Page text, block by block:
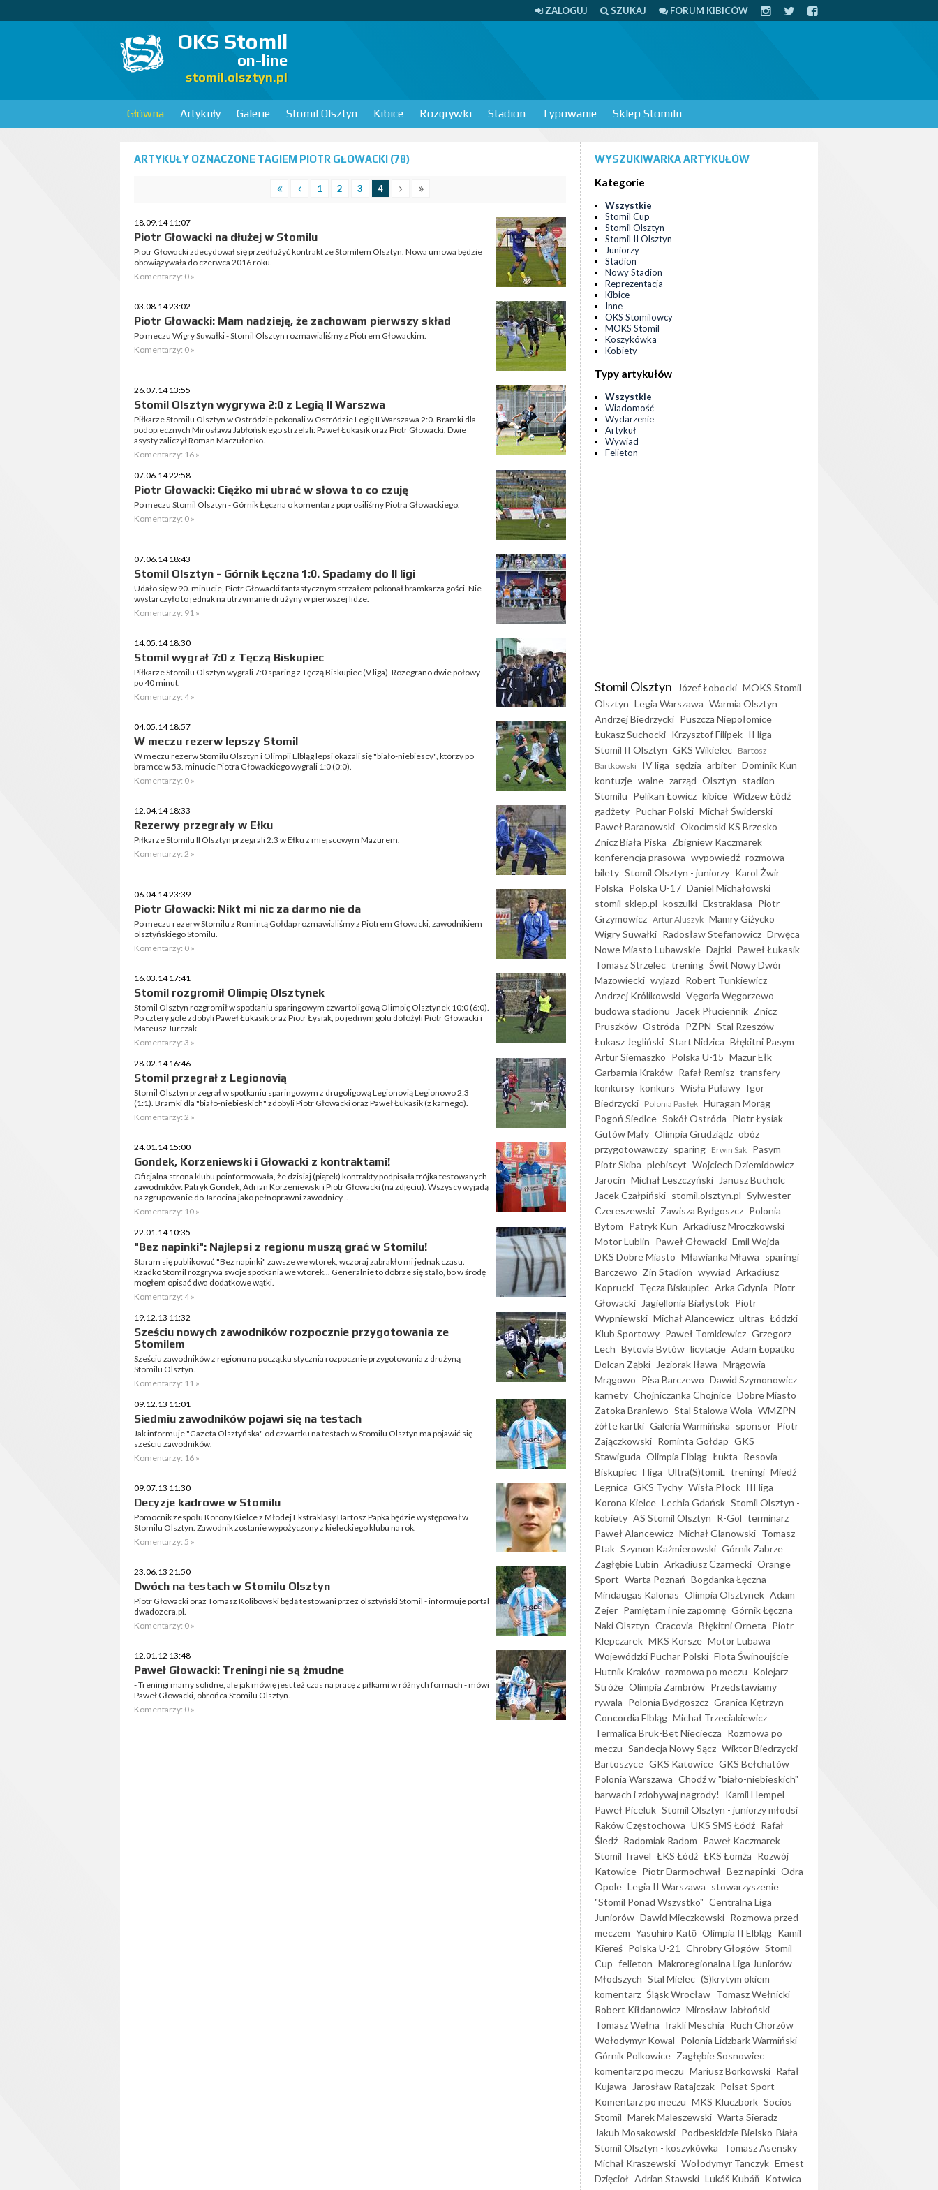
ZALOGUJ SZUKAJ FORUM KIBICÓW
OKS Stomil
on-line
stomil.olsztyn.pl
Główna Artykuły Galerie Stomil Olsztyn Kibice Rozgrywki Stadion Typowanie Sklep Stomilu
ARTYKUŁY OZNACZONE TAGIEM PIOTR GŁOWACKI (78)
1 2 3 4
18.09.14 11:07
Piotr Głowacki na dłużej w Stomilu
Piotr Głowacki zdecydował się przedłużyć kontrakt ze Stomilem Olsztyn. Nowa umowa będzie
obowiązywała do czerwca 2016 roku.
Komentarzy: 0 »
03.08.14 23:02
Piotr Głowacki: Mam nadzieję, że zachowam pierwszy skład
Po meczu Wigry Suwałki - Stomil Olsztyn rozmawialiśmy z Piotrem Głowackim.
Komentarzy: 0 »
26.07.14 13:55
Stomil Olsztyn wygrywa 2:0 z Legią II Warszwa
Piłkarze Stomilu Olsztyn w Ostródzie pokonali w Ostródzie Legię II Warszawa 2:0. Bramki dla
podopiecznych Mirosława Jabłońskiego strzelali: Paweł Łukasik oraz Piotr Głowacki. Dwie
asysty zaliczył Roman Maczułenko.
Komentarzy: 16 »
07.06.14 22:58
Piotr Głowacki: Ciężko mi ubrać w słowa to co czuję
Po meczu Stomil Olsztyn - Górnik Łęczna o komentarz poprosiliśmy Piotra Głowackiego.
Komentarzy: 0 »
07.06.14 18:43
Stomil Olsztyn - Górnik Łęczna 1:0. Spadamy do II ligi
Udało się w 90. minucie, Piotr Głowacki fantastycznym strzałem pokonał bramkarza gości. Nie
wystarczyło to jednak na utrzymanie drużyny w pierwszej lidze.
Komentarzy: 91 »
14.05.14 18:30
Stomil wygrał 7:0 z Tęczą Biskupiec
Piłkarze Stomilu Olsztyn wygrali 7:0 sparing z Tęczą Biskupiec (V liga). Rozegrano dwie połowy
po 40 minut.
Komentarzy: 4 »
04.05.14 18:57
W meczu rezerw lepszy Stomil
W meczu rezerw Stomilu Olsztyn i Olimpii Elbląg lepsi okazali się "biało-niebiescy", którzy po
bramce w 53. minucie Piotra Głowackiego wygrali 1:0 (0:0).
Komentarzy: 0 »
12.04.14 18:33
Rezerwy przegrały w Ełku
Piłkarze Stomilu II Olsztyn przegrali 2:3 w Ełku z miejscowym Mazurem.
Komentarzy: 2 »
06.04.14 23:39
Piotr Głowacki: Nikt mi nic za darmo nie da
Po meczu rezerw Stomilu z Romintą Gołdap rozmawialiśmy z Piotrem Głowacki, zawodnikiem
olsztyńskiego Stomilu.
Komentarzy: 0 »
16.03.14 17:41
Stomil rozgromił Olimpię Olsztynek
Stomil Olsztyn rozgromił w spotkaniu sparingowym czwartoligową Olimpię Olsztynek 10:0 (6:0).
Po cztery gole zdobyli Paweł Łukasik oraz Piotr Łysiak, po jednym golu dołożyli Piotr Głowacki i
Mateusz Jurczak.
Komentarzy: 3 »
28.02.14 16:46
Stomil przegrał z Legionovią
Stomil Olsztyn przegrał w spotkaniu sparingowym z drugoligową Legionovią Legionowo 2:3
(1:1). Bramki dla "biało-niebieskich" zdobyli Piotr Głowacki oraz Paweł Łukasik (z karnego).
Komentarzy: 2 »
24.01.14 15:00
Gondek, Korzeniewski i Głowacki z kontraktami!
Oficjalna strona klubu poinformowała, że dzisiaj (piątek) kontrakty podpisała trójka testowanych
zawodników: Patryk Gondek, Adrian Korzeniewski i Piotr Głowacki (na zdjęciu). Wszyscy wyjadą
na zgrupowanie do Jarocina jako pełnoprawni zawodnicy...
Komentarzy: 10 »
22.01.14 10:35
"Bez napinki": Najlepsi z regionu muszą grać w Stomilu!
Staram się publikować "Bez napinki" zawsze we wtorek, wczoraj zabrakło mi jednak czasu.
Rzadko Stomil rozgrywa swoje spotkania we wtorek... Generalnie to dobrze się stało, bo w środę
mogłem opisać dwa dodatkowe wątki.
Komentarzy: 4 »
19.12.13 11:32
Sześciu nowych zawodników rozpocznie przygotowania ze
Stomilem
Sześciu zawodników z regionu na początku stycznia rozpocznie przygotowania z drużyną
Stomilu Olsztyn.
Komentarzy: 11 »
09.12.13 11:01
Siedmiu zawodników pojawi się na testach
Jak informuje "Gazeta Olsztyńska" od czwartku na testach w Stomilu Olsztyn ma pojawić się
sześciu zawodników.
Komentarzy: 16 »
09.07.13 11:30
Decyzje kadrowe w Stomilu
Pomocnik zespołu Korony Kielce z Młodej Ekstraklasy Bartosz Papka będzie występował w
Stomilu Olsztyn. Zawodnik zostanie wypożyczony z kieleckiego klubu na rok.
Komentarzy: 5 »
23.06.13 21:50
Dwóch na testach w Stomilu Olsztyn
Piotr Głowacki oraz Tomasz Kolibowski będą testowani przez olsztyński Stomil - informuje portal
dwadozera.pl.
Komentarzy: 0 »
12.01.12 13:48
Paweł Głowacki: Treningi nie są żmudne
- Treningi mamy solidne, ale jak mówię jest też czas na pracę z piłkami w różnych formach - mówi
Paweł Głowacki, obrońca Stomilu Olsztyn.
Komentarzy: 0 »
WYSZUKIWARKA ARTYKUŁÓW
Kategorie
Wszystkie
Stomil Cup
Stomil Olsztyn
Stomil II Olsztyn
Juniorzy
Stadion
Nowy Stadion
Reprezentacja
Kibice
Inne
OKS Stomilowcy
MOKS Stomil
Koszykówka
Kobiety
Typy artykułów
Wszystkie
Wiadomość
Wydarzenie
Artykuł
Wywiad
Felieton
Stomil Olsztyn Józef Łobocki MOKS Stomil
Olsztyn Legia Warszawa Warmia Olsztyn
Andrzej Biedrzycki Puszcza Niepołomice
Łukasz Suchocki Krzysztof Filipek II liga
Stomil II Olsztyn GKS Wikielec Bartosz
Bartkowski IV liga sędzia arbiter Dominik Kun
kontuzje walne zarząd Olsztyn stadion
Stomilu Pelikan Łowicz kibice Widzew Łódź
gadżety Puchar Polski Michał Świderski
Paweł Baranowski Okocimski KS Brzesko
Znicz Biała Piska Zbigniew Kaczmarek
konferencja prasowa wypowiedź rozmowa
bilety Stomil Olsztyn - juniorzy Karol Żwir
Polska Polska U-17 Daniel Michałowski
stomil-sklep.pl koszulki Ekstraklasa Piotr
Grzymowicz Artur Aluszyk Mamry Giżycko
Wigry Suwałki Radosław Stefanowicz Drwęca
Nowe Miasto Lubawskie Dajtki Paweł Łukasik
Tomasz Strzelec trening Świt Nowy Dwór
Mazowiecki wyjazd Robert Tunkiewicz
Andrzej Królikowski Vęgoria Węgorzewo
budowa stadionu
Jacek Płuciennik Znicz
Pruszków Ostróda PZPN Stal Rzeszów
Łukasz Jegliński Start Nidzica Błękitni Pasym
Artur Siemaszko Polska U-15 Mazur Ełk
Garbarnia Kraków Rafał Remisz transfery
konkursy konkurs Wisła Puławy Igor
Biedrzycki Polonia Pasłęk Huragan Morąg
Pogoń Siedlce Sokół Ostróda Piotr Łysiak
Gutów Mały Olimpia Grudziądz obóz
przygotowawczy sparing Erwin Sak Pasym
Piotr Skiba plebiscyt Wojciech Dziemidowicz
Jarocin Michał Leszczyński
Janusz Bucholc
Jacek Czałpiński stomil.olsztyn.pl Sylwester
Czereszewski Zawisza Bydgoszcz Polonia
Bytom Patryk Kun Arkadiusz Mroczkowski
Motor Lublin Paweł Głowacki Emil Wojda
DKS Dobre Miasto Mławianka Mława sparingi
Barczewo Zin Stadion wywiad Arkadiusz
Koprucki Tęcza Biskupiec Arka Gdynia Piotr
Głowacki
Jagiellonia Białystok Piotr
Wypniewski Michał Alancewicz ultras Łódzki
Klub Sportowy Paweł Tomkiewicz Grzegorz
Lech Bytovia Bytów licytacje Adam Łopatko
Dolcan Ząbki
Jeziorak Iława Mrągowia
Mrągowo Pisa Barczewo Dawid Szymonowicz
karnety Chojniczanka Chojnice Dobre Miasto
Zatoka Braniewo Stal Stalowa Wola WMZPN
żółte kartki Galeria Warmińska sponsor Piotr
Zajączkowski Rominta Gołdap GKS
Stawiguda Olimpia Elbląg Łukta Resovia
Biskupiec I liga Ultra(S)tomiL treningi Miedź
Legnica GKS Tychy Wisła Płock III liga
Korona Kielce Lechia Gdańsk Stomil Olsztyn -
kobiety AS Stomil Olsztyn R-Gol terminarz
Paweł Alancewicz Michał Glanowski Tomasz
Ptak Szymon Kaźmierowski Górnik Zabrze
Zagłębie Lubin Arkadiusz Czarnecki Orange
Sport Warta Poznań Bogdanka Łęczna
Mindaugas Kalonas Olimpia Olsztynek Adam
Zejer Pamiętam i nie zapomnę Górnik Łęczna
Naki Olsztyn Cracovia Błękitni Orneta Piotr
Klepczarek MKS Korsze Motor Lubawa
Wojewódzki Puchar Polski Flota Świnoujście
Hutnik Kraków rozmowa po meczu Kolejarz
Stróże Olimpia Zambrów Przedstawiamy
rywala Polonia Bydgoszcz Granica Kętrzyn
Concordia Elbląg Michał Trzeciakiewicz
Termalica Bruk-Bet Nieciecza Rozmowa po
meczu Sandecja Nowy Sącz Wiktor Biedrzycki
Bartoszyce GKS Katowice GKS Bełchatów
Polonia Warszawa Chodź w "biało-niebieskich"
barwach i zdobywaj nagrody!
Kamil Hempel
Paweł Piceluk Stomil Olsztyn - juniorzy młodsi
Raków Częstochowa UKS SMS Łódź Rafał
Śledź Radomiak Radom Paweł Kaczmarek
Stomil Travel ŁKS Łódź ŁKS Łomża Rozwój
Katowice Piotr Darmochwał Bez napinki Odra
Opole Legia II Warszawa stowarzyszenie
"Stomil Ponad Wszystko" Centralna Liga
Juniorów Dawid Mieczkowski Rozmowa przed
meczem Yasuhiro Katō Olimpia II Elbląg Kamil
Kiereś Polska U-21 Chrobry Głogów Stomil
Cup felieton Makroregionalna Liga Juniorów
Młodszych Stal Mielec (S)krytym okiem
komentarz Śląsk Wrocław Tomasz Wełnicki
Robert Kiłdanowicz Mirosław Jabłoński
Tomasz Wełna Irakli Meschia Ruch Chorzów
Wołodymyr Kowal Polonia Lidzbark Warmiński
Górnik Polkowice Zagłębie Sosnowiec
komentarz po meczu Mariusz Borkowski Rafał
Kujawa
Jarosław Ratajczak Polsat Sport
Komentarz po meczu MKS Kluczbork Socios
Stomil Marek Maleszewski Warta Sieradz
Jakub Mosakowski Podbeskidzie Bielsko-Biała
Stomil Olsztyn - koszykówka Tomasz Asensky
Michał Kraszewski Wołodymyr Tanczyk Ernest
Dzięcioł Adrian Stawski Lukáš Kubáň Kotwica